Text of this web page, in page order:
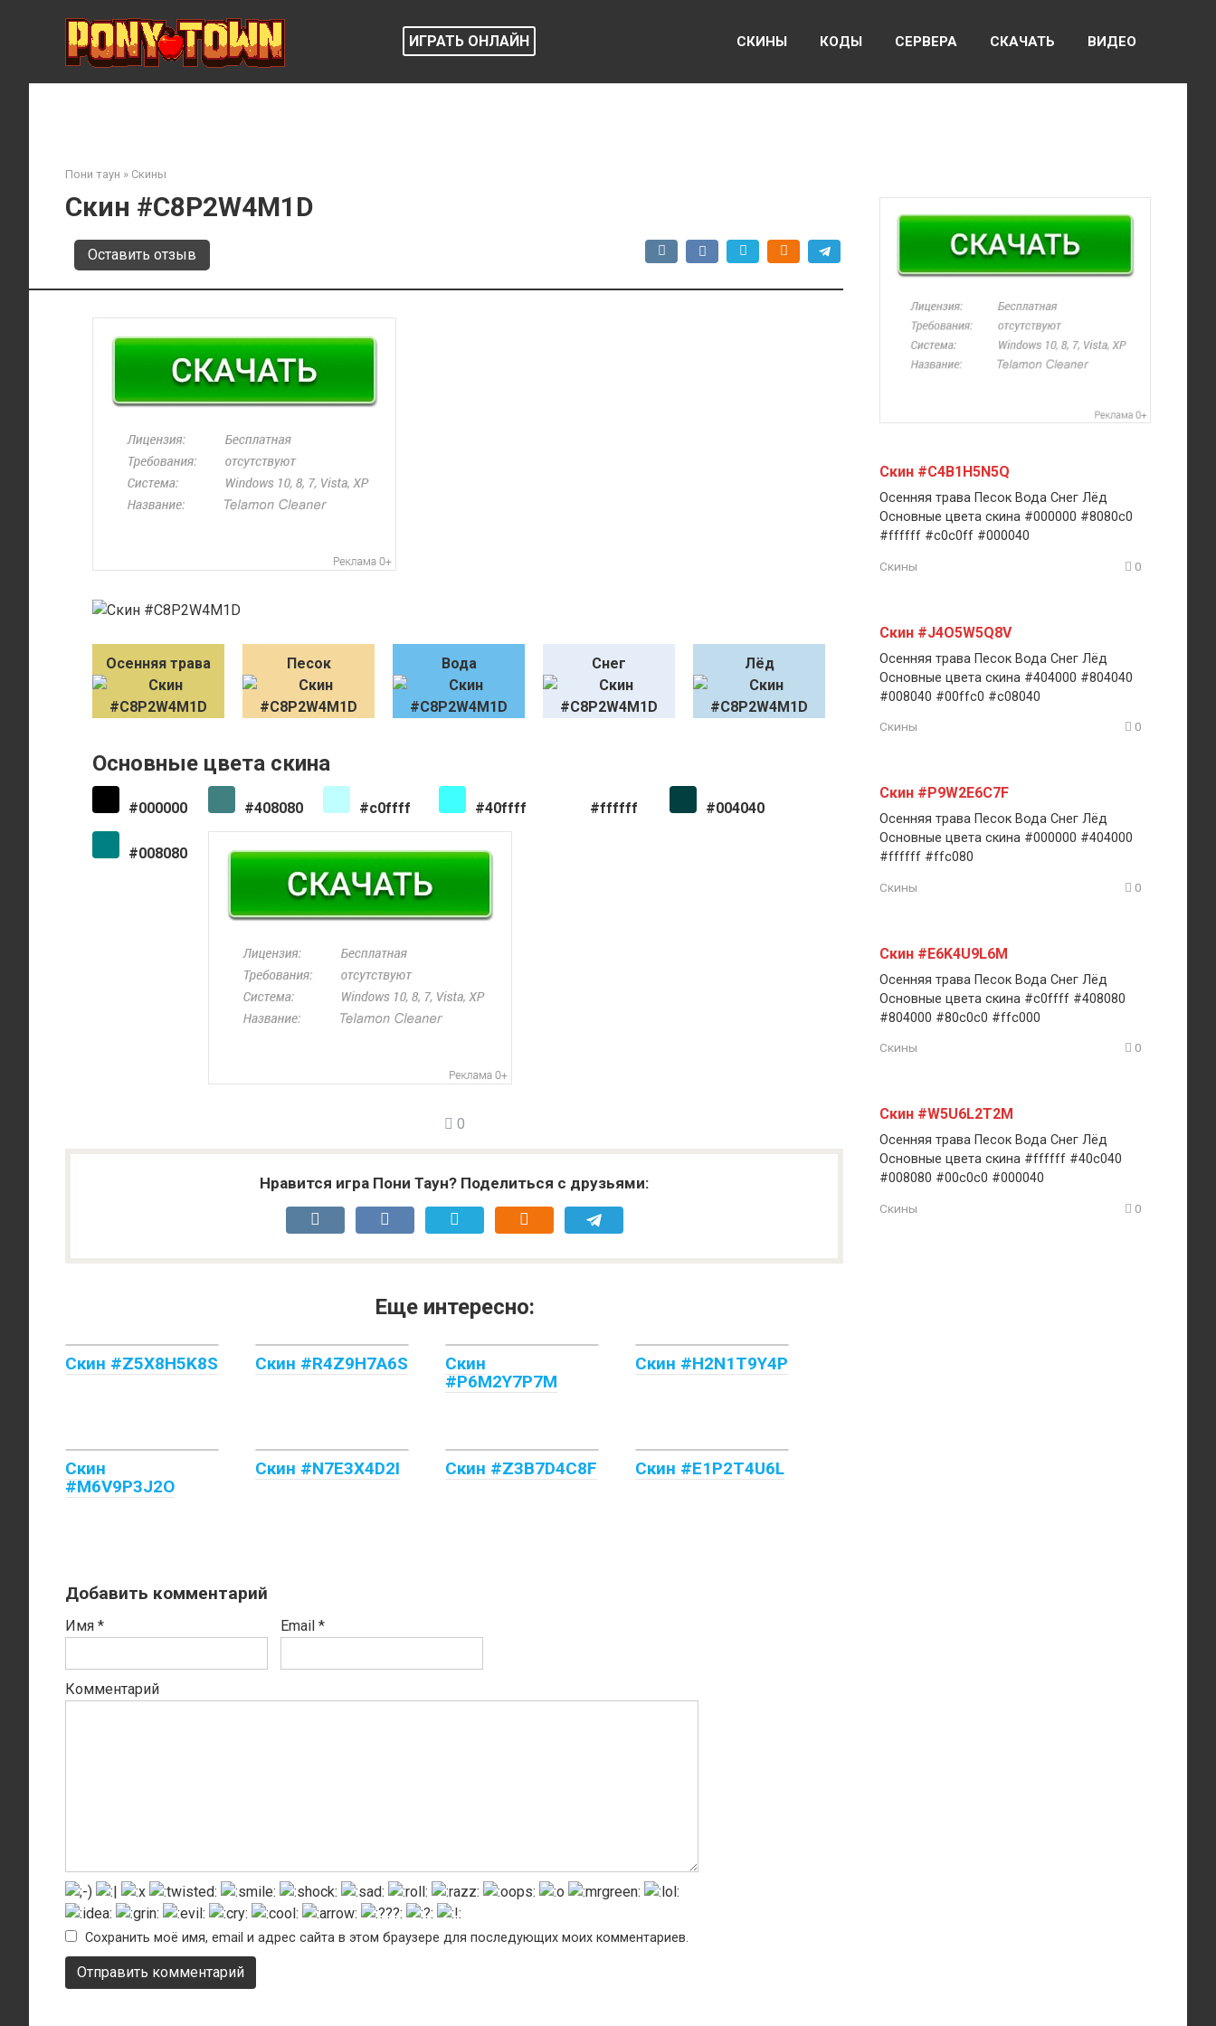
ИГРАТЬ ОНЛАЙН СКИНЫ КОДЫ СЕРВЕРА СКАЧАТЬ ВИДЕО
Пони таун » Скины
Скин #C8P2W4M1D
Оставить отзыв
Осенняя трава Песок Вода Снег Лёд
Основные цвета скина
#000000 #408080 #c0ffff #40ffff #ffffff #004040
#008080
0
Нравится игра Пони Таун? Поделиться с друзьями:
Еще интересно:
Скин #Z5X8H5K8S Скин #R4Z9H7A6S
Скин
#P6M2Y7P7M
Скин #H2N1T9Y4P
Скин
#M6V9P3J2O
Скин #N7E3X4D2I Скин #Z3B7D4C8F Скин #E1P2T4U6L
Добавить комментарий
Имя * Email *
Комментарий
Сохранить моё имя, email и адрес сайта в этом браузере для последующих моих комментариев.
Скин #C4B1H5N5Q
Осенняя трава Песок Вода Снег Лёд
Основные цвета скина #000000 #8080c0
#ffffff #c0c0ff #000040
Скины 0
Скин #J4O5W5Q8V
Осенняя трава Песок Вода Снег Лёд
Основные цвета скина #404000 #804040
#008040 #00ffc0 #c08040
Скины 0
Скин #P9W2E6C7F
Осенняя трава Песок Вода Снег Лёд
Основные цвета скина #000000 #404000
#ffffff #ffc080
Скины 0
Скин #E6K4U9L6M
Осенняя трава Песок Вода Снег Лёд
Основные цвета скина #c0ffff #408080
#804000 #80c0c0 #ffc000
Скины 0
Скин #W5U6L2T2M
Осенняя трава Песок Вода Снег Лёд
Основные цвета скина #ffffff #40c040
#008080 #00c0c0 #000040
Скины 0